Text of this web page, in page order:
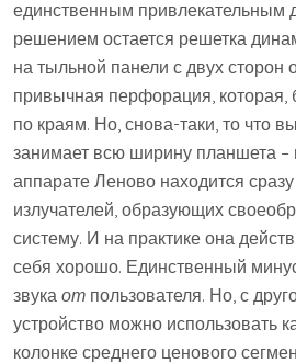
единственным привлекательным
решением остается решетка
на тыльной панели с двух сторон
привычная перфорация, которая,
по краям. Но, снова-таки, то что
занимает всю ширину планшета –
аппарате Леново находится
излучателей, образующих
систему. И на практике она
себя хорошо. Единственный
звука от пользователя. Но, с
устройство можно использовать
колонке среднего ценового